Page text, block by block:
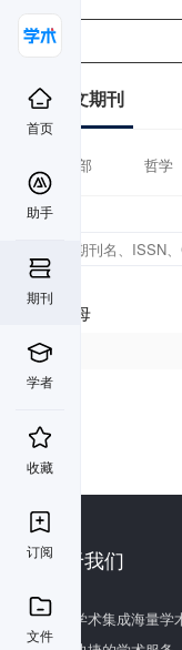
首页
助手
期刊
学者
收藏
订阅
文件
中文期刊
全部 哲学
首字母
V
关于我们
百度学术集成海量学